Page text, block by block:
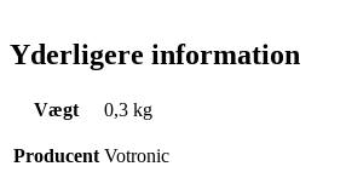
Yderligere information
Vægt 0,3 kg
Producent Votronic